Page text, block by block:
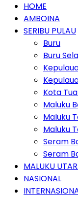
HOME
AMBOINA
SERIBU PULAU
Buru
Buru
Kota
Maluku
Maluku
Maluku
Seram
Seram
MALUKU
NASIONAL